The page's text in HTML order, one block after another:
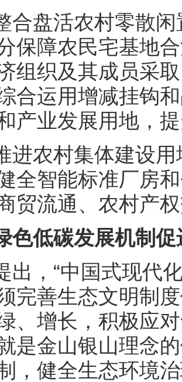
合盘活农村零散
保障农民宅基地
组织及其成员采
合运用增减挂钩
产业发展用地，
进农村集体建设
全智能标准厂房
贸流通、农村产
色低碳发展机制
出，“中国式现代
完善生态文明制
、增长，积极应
是金山银山理念
，健全生态环境